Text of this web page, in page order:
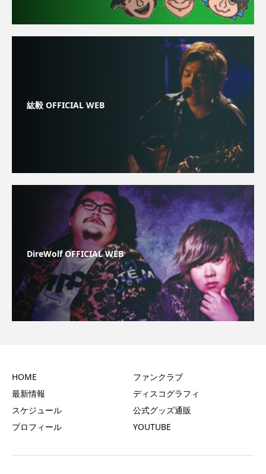
紘毅 OFFICIAL WEB
DireWolf OFFICIAL WEB
HOME
最新情報
スケジュール
プロフィール
ファンクラブ
ディスコグラフィ
公式グッズ通販
YOUTUBE